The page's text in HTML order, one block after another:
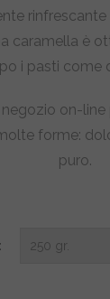
rinfrescante
caramella è
i pasti come
on-
forme:
puro.